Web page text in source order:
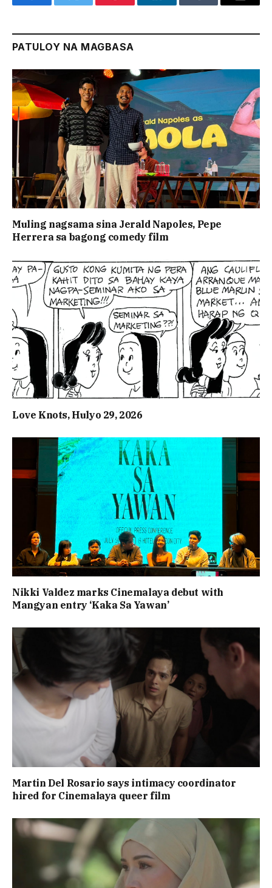
FacebookTwitter Pinterest LinkedInTumblr Email
PATULOY NA MAGBASA
Muling nagsama sina Jerald Napoles, Pepe
Herrera sa bagong comedy film
Love Knots, Hulyo 29, 2026
Nikki Valdez marks Cinemalaya debut with
Mangyan entry ‘Kaka Sa Yawan’
Martin Del Rosario says intimacy coordinator
hired for Cinemalaya queer film